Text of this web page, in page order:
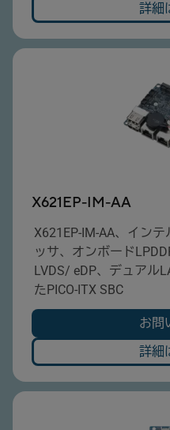
詳細
X621EP-IM-AA
X621EP-IM-AA、インテ
ッサ、オンボード
LVDS/ eDP、デュアル
たPICO-ITX SBC
お問
詳細